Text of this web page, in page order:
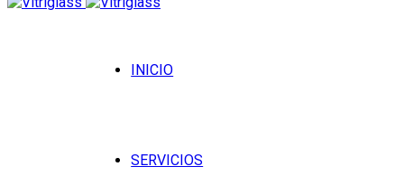
INICIO
SERVICIOS